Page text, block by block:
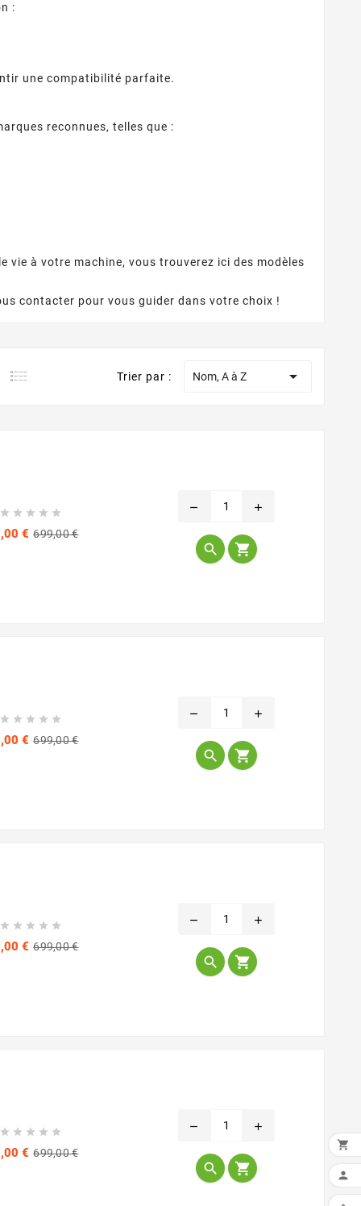
:
une compatibilité parfaite.
reconnues, telles que :
vie à votre machine, vous trouverez ici des modèles
contacter pour vous guider dans votre choix !
Trier par : Nom, A à Z 
    
€ 699,00 €
remove add
 
    
€ 699,00 €
remove add
 
    
€ 699,00 €
remove add
 
    
€ 699,00 €
remove add
 

